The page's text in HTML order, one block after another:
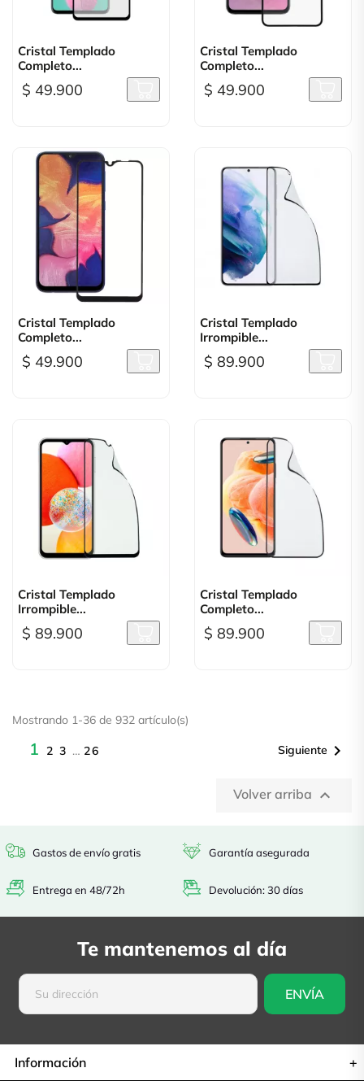
Cristal Templado
Completo...
$ 49.900
Cristal Templado
Completo...
$ 49.900
Cristal Templado
Completo...
$ 49.900
Cristal Templado
Irrompible...
$ 89.900
Cristal Templado
Irrompible...
$ 89.900
Cristal Templado
Completo...
$ 89.900
Mostrando 1-36 de 932 artículo(s)
1 2 3 … 26 Siguiente 
Volver arriba 
Gastos de envío gratis
Entrega en 48/72h
Garantía asegurada
Devolución: 30 días
Te mantenemos al día
Información